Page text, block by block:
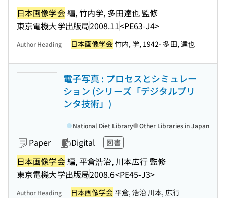
日本画像学会編, 竹内学, 多田達也 監修
東京電機大学出版局2008.11<PE63-J4>
Author Heading 日本画像学会竹内, 学, 1942- 多田, 達也
電子写真 : プロセスとシミュレー
ション (シリーズ「デジタルプリ
ンタ技術」)
Paper Digital 図書
日本画像学会編, 平倉浩治, 川本広行 監修
東京電機大学出版局2008.6<PE45-J3>
National Diet Library Other Libraries in Japan
Author Heading 日本画像学会平倉, 浩治 川本, 広行